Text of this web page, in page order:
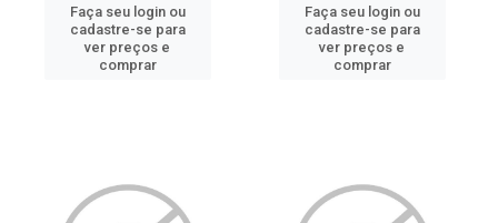
Faça seu login ou
cadastre-se para
ver preços e
comprar
Faça seu login ou
cadastre-se para
ver preços e
comprar